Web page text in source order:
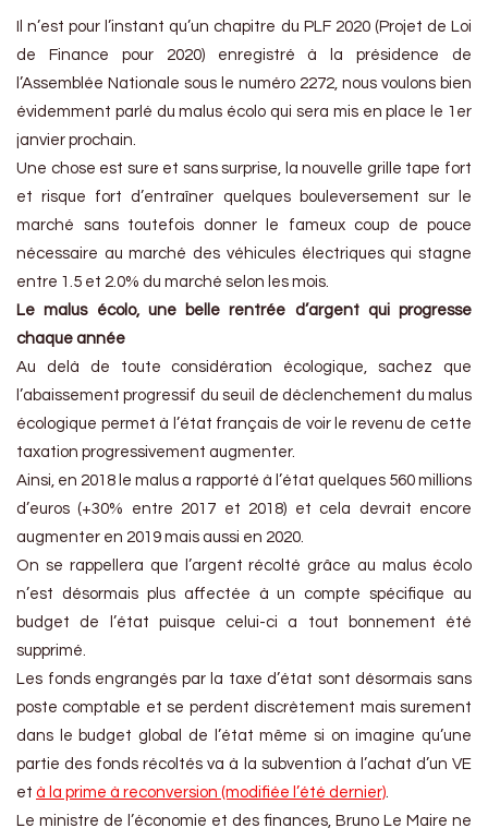
Il n’est pour l’instant qu’un chapitre du PLF 2020 (Projet de Loi
de Finance pour 2020) enregistré à la présidence de
l’Assemblée Nationale sous le numéro 2272, nous voulons bien
évidemment parlé du malus écolo qui sera mis en place le 1er
janvier prochain.
Une chose est sure et sans surprise, la nouvelle grille tape fort
et risque fort d’entraîner quelques bouleversement sur le
marché sans toutefois donner le fameux coup de pouce
nécessaire au marché des véhicules électriques qui stagne
entre 1.5 et 2.0% du marché selon les mois.
Le malus écolo, une belle rentrée d’argent qui progresse
chaque année
Au delà de toute considération écologique, sachez que
l’abaissement progressif du seuil de déclenchement du malus
écologique permet à l’état français de voir le revenu de cette
taxation progressivement augmenter.
Ainsi, en 2018 le malus a rapporté à l’état quelques 560 millions
d’euros (+30% entre 2017 et 2018) et cela devrait encore
augmenter en 2019 mais aussi en 2020.
On se rappellera que l’argent récolté grâce au malus écolo
n’est désormais plus affectée à un compte spécifique au
budget de l’état puisque celui-ci a tout bonnement été
supprimé.
Les fonds engrangés par la taxe d’état sont désormais sans
poste comptable et se perdent discrètement mais surement
dans le budget global de l’état même si on imagine qu’une
partie des fonds récoltés va à la subvention à l’achat d’un VE
et à la prime à reconversion (modifiée l’été dernier).
Le ministre de l’économie et des finances, Bruno Le Maire ne